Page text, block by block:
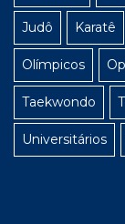
Judô Karatê
Olímpicos
Taekwondo
Universitários